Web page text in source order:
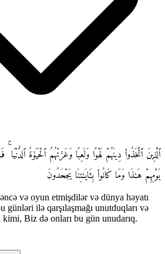
ٱلَّذِينَ ٱتَّخَذُوا۟ دِينَهُمْ لَهْوًا وَلَعِبًا وَغَرَّتْهُمُ ٱلْحَيَوٰةُ
يَوْمِهِمْ هَـٰذَا وَمَا كَانُوا۟ بِـَٔايَـٰتِنَا يَجْحَدُونَ
və oyun etmişdilər və dünya həyatı
günləri ilə qarşılaşmağı unutduqları və
Biz də onları bu gün unudarıq.